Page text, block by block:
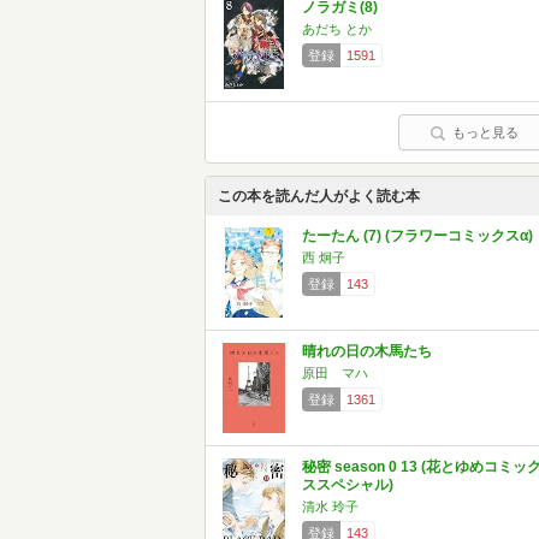
ノラガミ(8)
あだち とか
登録
1591
もっと見る
この本を読んだ人がよく読む本
たーたん (7) (フラワーコミックスα)
西 炯子
登録
143
晴れの日の木馬たち
原田 マハ
登録
1361
秘密 season 0 13 (花とゆめコミッ
ススペシャル)
清水 玲子
登録
143